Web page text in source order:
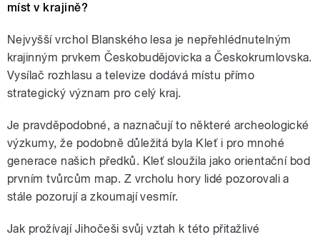
míst v krajině?
Nejvyšší vrchol Blanského lesa je nepřehlédnutelným
krajinným prvkem Českobudějovicka a Českokrumlovska.
Vysílač rozhlasu a televize dodává místu přímo
strategický význam pro celý kraj.
Je pravděpodobné, a naznačují to některé archeologické
výzkumy, že podobně důležitá byla Kleť i pro mnohé
generace našich předků. Kleť sloužila jako orientační bod
prvním tvůrcům map. Z vrcholu hory lidé pozorovali a
stále pozorují a zkoumají vesmír.
Jak prožívají Jihočeši svůj vztah k této přitažlivé